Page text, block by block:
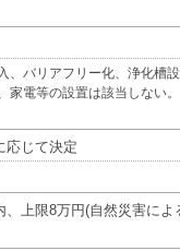
、バリアフリー化、浄化槽
家電等の設置は該当しない
じて決定
、上限8万円(自然災害に